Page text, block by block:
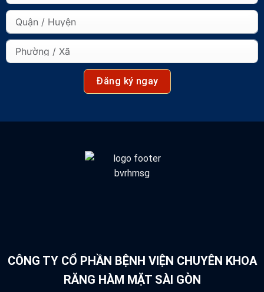
Đăng ký ngay
CÔNG TY CỔ PHẦN BỆNH VIỆN CHUYÊN KHOA
RĂNG HÀM MẶT SÀI GÒN